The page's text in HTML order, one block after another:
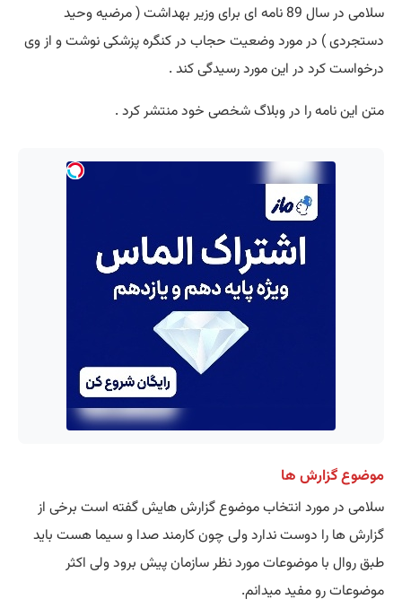
سلامی در سال 89 نامه ای برای وزیر بهداشت ( مرضیه وحید
دستجردی ) در مورد وضعیت حجاب در کنگره پزشکی نوشت و از وی
درخواست کرد در این مورد رسیدگی کند .
متن این نامه را در وبلاگ شخصی خود منتشر کرد .
موضوع گزارش ها
سلامی در مورد انتخاب موضوع گزارش هایش گفته است برخی از
گزارش ها را دوست ندارد ولی چون کارمند صدا و سیما هست باید
طبق روال با موضوعات مورد نظر سازمان پیش برود ولی اکثر
موضوعات رو مفید میدانم.